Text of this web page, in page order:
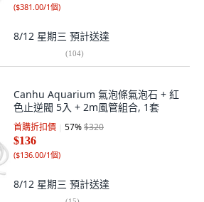
($381.00/1個)
8/12 星期三 預計送達
(104)
Canhu Aquarium 氣泡條氣泡石 + 紅
色止逆閥 5入 + 2m風管組合, 1套
首購折扣價 57%$320
$136
($136.00/1個)
8/12 星期三 預計送達